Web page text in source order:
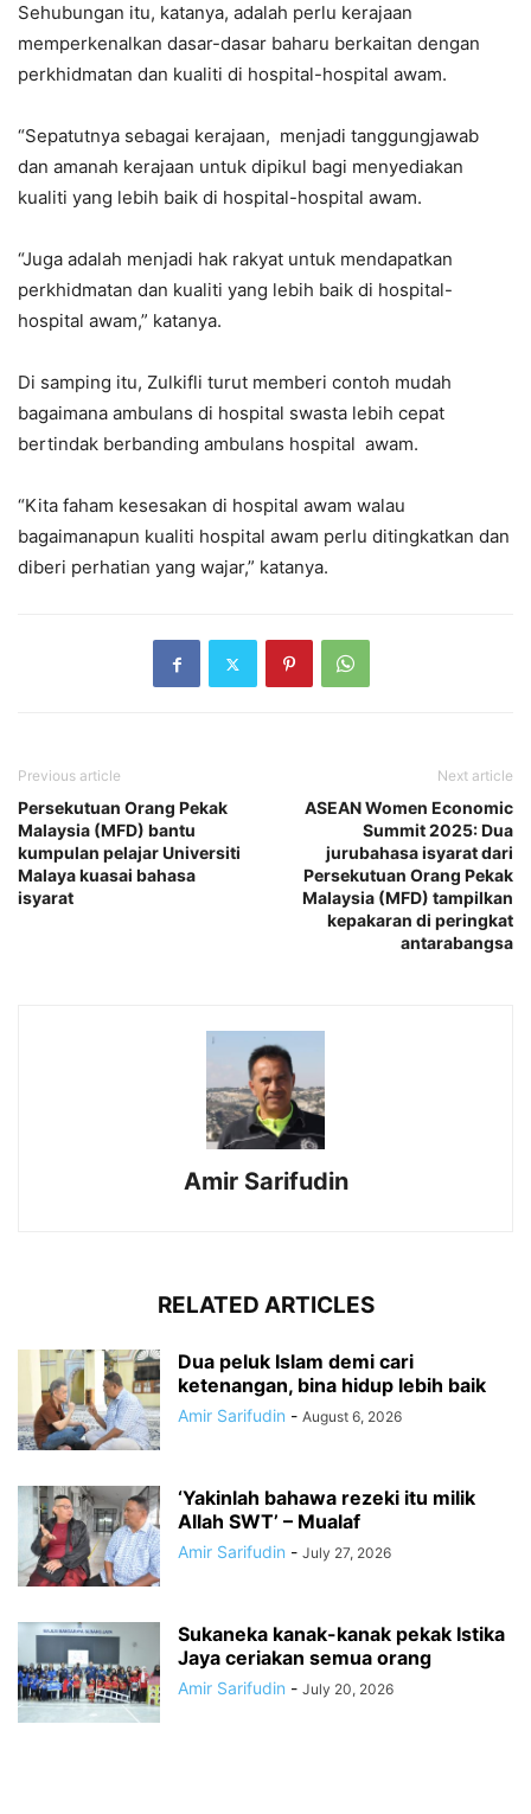
Sehubungan itu, katanya, adalah perlu kerajaan
memperkenalkan dasar-dasar baharu berkaitan dengan
perkhidmatan dan kualiti di hospital-hospital awam.
“Sepatutnya sebagai kerajaan, menjadi tanggungjawab
dan amanah kerajaan untuk dipikul bagi menyediakan
kualiti yang lebih baik di hospital-hospital awam.
“Juga adalah menjadi hak rakyat untuk mendapatkan
perkhidmatan dan kualiti yang lebih baik di hospital-
hospital awam,” katanya.
Di samping itu, Zulkifli turut memberi contoh mudah
bagaimana ambulans di hospital swasta lebih cepat
bertindak berbanding ambulans hospital awam.
“Kita faham kesesakan di hospital awam walau
bagaimanapun kualiti hospital awam perlu ditingkatkan dan
diberi perhatian yang wajar,” katanya.
Previous article
Persekutuan Orang Pekak
Malaysia (MFD) bantu
kumpulan pelajar Universiti
Malaya kuasai bahasa
isyarat
Next article
ASEAN Women Economic
Summit 2025: Dua
jurubahasa isyarat dari
Persekutuan Orang Pekak
Malaysia (MFD) tampilkan
kepakaran di peringkat
antarabangsa
Amir Sarifudin
RELATED ARTICLES
Dua peluk Islam demi cari
ketenangan, bina hidup lebih baik
Amir Sarifudin - August 6, 2026
‘Yakinlah bahawa rezeki itu milik
Allah SWT’ – Mualaf
Amir Sarifudin - July 27, 2026
Sukaneka kanak-kanak pekak Istika
Jaya ceriakan semua orang
Amir Sarifudin - July 20, 2026